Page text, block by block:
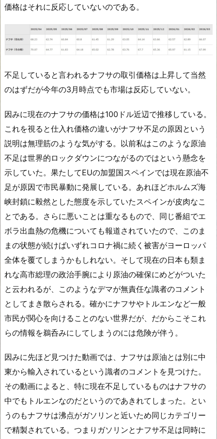
価格はそれに反応していないのである。
不足していると言われるナフサの取引価格は上昇して当然
のはずだが今年の3月時点でも市場は反応していない。
因みに現在のナフサの価格は100ドル近辺で推移している。
これを視ると仕入れ価格の違いがナフサ不足の原因という
説明は無理筋のような気がする。以前私はこのような原油
不足は世界的ロックダウンにつながるのではという懸念を
示していた。果たしてEUの加盟国スペインでは現在原油不
足が原因で市民暴動に発展している。あれほどホルムズ海
峡封鎖に毅然とした態度を示していたスペインが皮肉なこ
とである。さらに悪いことは重なるもので、同じ番組でエ
ボラ出血熱の危機についても報道されていたので、このま
まの状態が続けばいずれコロナ禍に続く被害がヨーロッパ
全体を覆てしまうかもしれない。そして現在の日本も類ま
れな高市総理の政治手腕により原油の確保にめどがついた
と云われるが、このようなデマが無責任な識者のコメント
としてまき散らされる。確かにナフサやトルエンなど一般
市民が関心を向けることのない世界だが、だからこそこれ
らの情報を鵜呑みにしてしまうのには危険が伴う。
因みに先ほど見つけた動画では、ナフサは原油とは別に中
東から輸入されているという識者のコメントを見つけた。
その動画によると、特に現在不足しているものはナフサの
中でもトルエンなのだというのであきれてしまった。とい
うのもナフサは沸点がガソリンと近いため同じカテゴリー
で精製されている。つまりガソリンとナフサ不足は同時に